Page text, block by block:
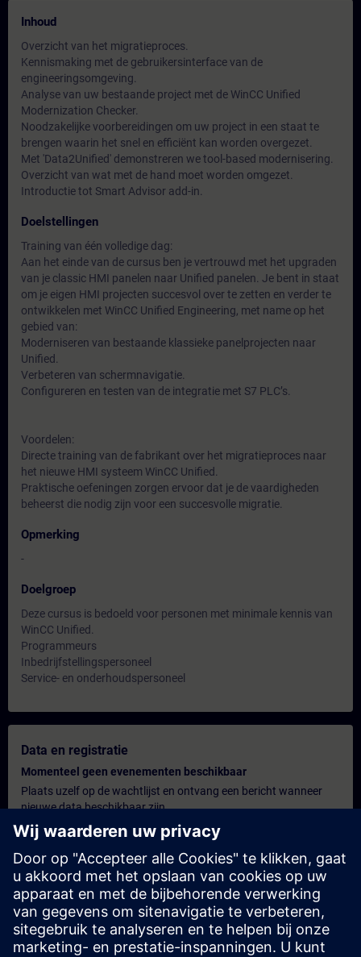
Inhoud
Overzicht van het migratieproces.
Kennismaking met de gebruikersinterface van de
engineeringsomgeving.
Analyse van uw bestaande project met de WinCC Unified
Modernization Checker.
Noodzakelijke voorbereidingen om uw project in een staat te
brengen waarin het snel en efficiënt kan worden overgezet.
Met 'Data2Unified' demonstreren we tool-based modernisering.
Overzicht van wat met de hand moet worden omgezet.
Introductie tot Smart Advisor add-in.
Doelstellingen
Training van één volledige dag:
Aan het einde van de cursus ben je vertrouwd met het upgraden
van je classic HMI panelen naar Unified panelen. Je bent in staat
om je eigen HMI projecten succesvol over te zetten en verder te
ontwikkelen met WinCC Unified Engineering, met name op het
gebied van:
Moderniseren van bestaande klassieke panelprojecten naar
Unified.
Verbeteren van schermnavigatie.
Configureren en testen van de integratie met S7 PLC’s.
Voordelen:
Directe training van de fabrikant over het migratieproces naar
het nieuwe HMI systeem WinCC Unified.
Praktische oefeningen zorgen ervoor dat je de vaardigheden
beheerst die nodig zijn voor een succesvolle migratie.
Opmerking
-
Doelgroep
Deze cursus is bedoeld voor personen met minimale kennis van
WinCC Unified.
Programmeurs
Inbedrijfstellingspersoneel
Service- en onderhoudspersoneel
Data en registratie
Momenteel geen evenementen beschikbaar
Plaats uzelf op de wachtlijst en ontvang een bericht wanneer
nieuwe data beschikbaar zijn.
Hou me op de hoogte
Persoonlijk offerte
U wenst een gepersonaliseerde offerte? Na het verstrekken van
uw persoonlijke gegevens sturen wij u onmiddellijk een